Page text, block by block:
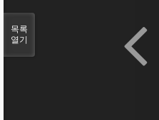
목록
열기